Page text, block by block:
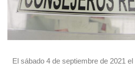
El sábado 4 de septiembre de 2021